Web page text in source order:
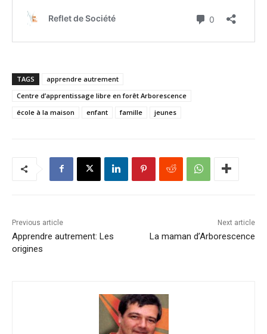
TAGS
apprendre autrement
Centre d’apprentissage libre en forêt Arborescence
école à la maison
enfant famille jeunes
Previous article
Apprendre autrement: Les
origines
Next article
La maman d’Arborescence